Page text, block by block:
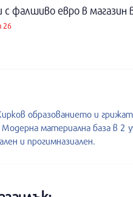
фалшиво евро в магазин
26
образованието и
Модерна материална база в 2
и прогимназиален.